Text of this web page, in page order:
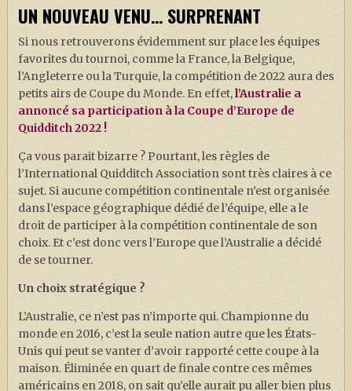
UN NOUVEAU VENU… SURPRENANT
Si nous retrouverons évidemment sur place les équipes
favorites du tournoi, comme la France, la Belgique,
l’Angleterre ou la Turquie, la compétition de 2022 aura des
petits airs de Coupe du Monde. En effet,l’Australie a
annoncé sa participation à la Coupe d’Europe de
Quidditch 2022 !
Ça vous parait bizarre ? Pourtant, les règles de
l’International Quidditch Association sont très claires à ce
sujet. Si aucune compétition continentale n’est organisée
dans l’espace géographique dédié de l’équipe, elle a le
droit de participer à la compétition continentale de son
choix. Et c’est donc vers l’Europe que l’Australie a décidé
de se tourner.
Un choix stratégique ?
L’Australie, ce n’est pas n’importe qui. Championne du
monde en 2016, c’est la seule nation autre que les États-
Unis qui peut se vanter d’avoir rapporté cette coupe à la
maison. Éliminée en quart de finale contre ces mêmes
américains en 2018, on sait qu’elle aurait pu aller bien plus